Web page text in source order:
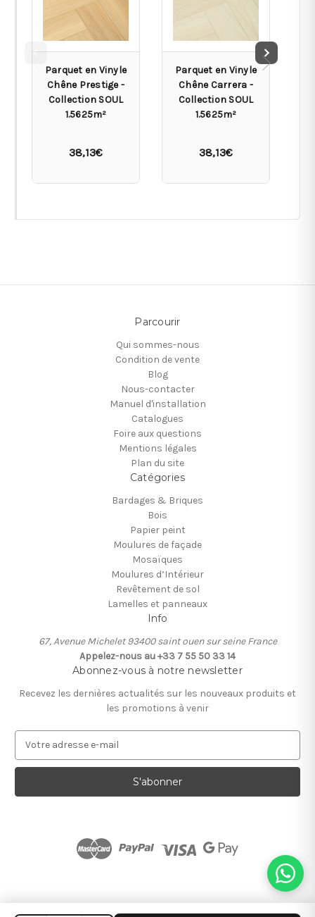
Parquet en Vinyle
Chêne Prestige -
Collection SOUL
1.5625m²
38,13€
Parquet en Vinyle
Chêne Carrera -
Collection SOUL
1.5625m²
38,13€
Parcourir
Qui sommes-nous
Condition de vente
Blog
Nous-contacter
Manuel d'installation
Catalogues
Foire aux questions
Mentions légales
Plan du site
Catégories
Bardages & Briques
Bois
Papier peint
Moulures de façade
Mosaïques
Moulures d’Intérieur
Revêtement de sol
Lamelles et panneaux
Info
67, Avenue Michelet 93400 saint ouen sur seine France
Appelez-nous au +33 7 55 50 33 14
Abonnez-vous à notre newsletter
Recevez les dernières actualités sur les nouveaux produits et
les promotions à venir
r
s